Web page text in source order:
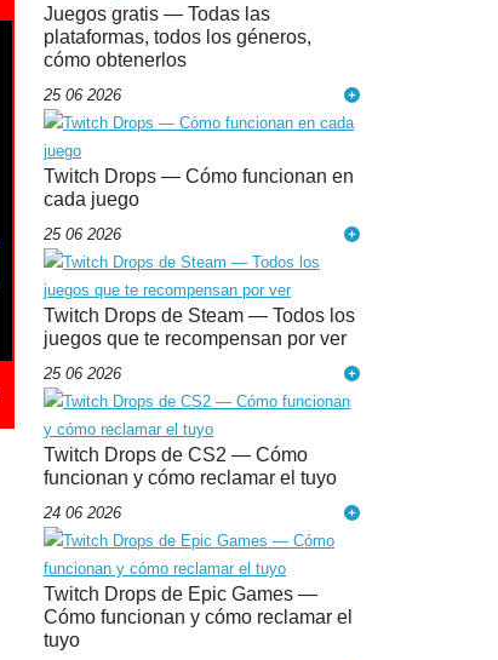
Juegos gratis — Todas las
plataformas, todos los géneros,
cómo obtenerlos
25 06 2026
Twitch Drops — Cómo funcionan en
cada juego
25 06 2026
Twitch Drops de Steam — Todos los
juegos que te recompensan por ver
25 06 2026
Twitch Drops de CS2 — Cómo
funcionan y cómo reclamar el tuyo
24 06 2026
Twitch Drops de Epic Games —
Cómo funcionan y cómo reclamar el
tuyo